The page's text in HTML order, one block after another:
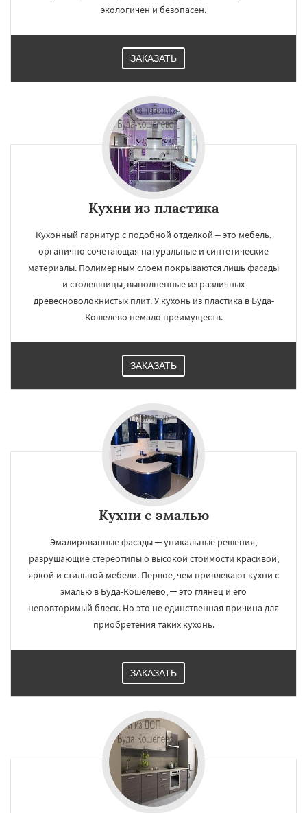
Работаем по
регионам
×
Василевичи
Житковичи
Петриков Туров Хойники
Чечерск
экологичен и безопасен.
ЗАКАЗАТЬ
Кухни из пластика
Кухонный гарнитур с подобной отделкой – это мебель,
органично сочетающая натуральные и синтетические
материалы. Полимерным слоем покрываются лишь фасады
и столешницы, выполненные из различных
древесноволокнистых плит. У кухонь из пластика в Буда-
Кошелево немало преимуществ.
ЗАКАЗАТЬ
Кухни с эмалью
Эмалированные фасады ─ уникальные решения,
разрушающие стереотипы о высокой стоимости красивой,
яркой и стильной мебели. Первое, чем привлекают кухни с
эмалью в Буда-Кошелево, ─ это глянец и его
неповторимый блеск. Но это не единственная причина для
приобретения таких кухонь.
ЗАКАЗАТЬ
УЗНАТЬ ПОДРОБНЕЕ
Даю согласие на обработку персональных данных